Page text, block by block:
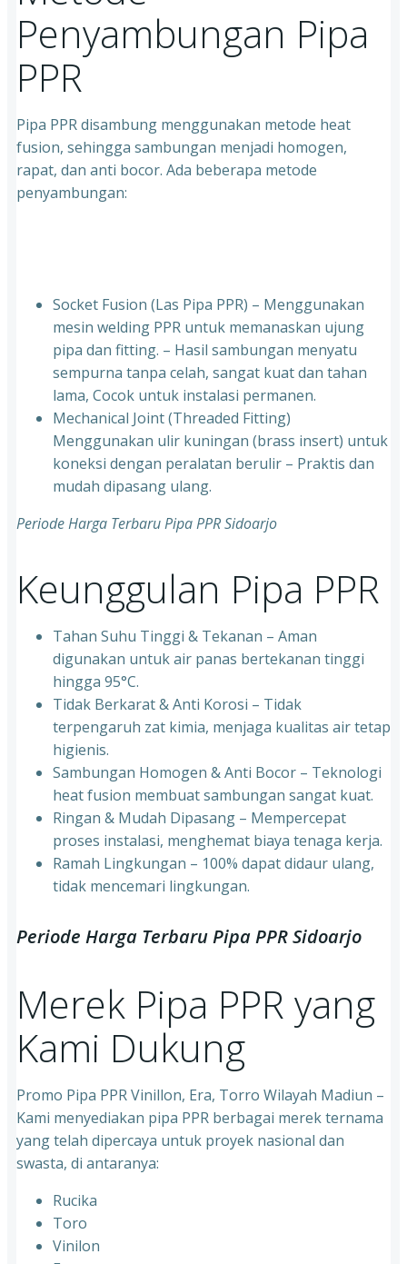
Penyambungan Pipa
PPR
Pipa PPR disambung menggunakan metode heat
fusion, sehingga sambungan menjadi homogen,
rapat, dan anti bocor. Ada beberapa metode
penyambungan:
Socket Fusion (Las Pipa PPR) – Menggunakan
mesin welding PPR untuk memanaskan ujung
pipa dan fitting. – Hasil sambungan menyatu
sempurna tanpa celah, sangat kuat dan tahan
lama, Cocok untuk instalasi permanen.
⁠Mechanical Joint (Threaded Fitting)
Menggunakan ulir kuningan (brass insert) untuk
koneksi dengan peralatan berulir – Praktis dan
mudah dipasang ulang.
Periode Harga Terbaru Pipa PPR Sidoarjo
Keunggulan Pipa PPR
Tahan Suhu Tinggi & Tekanan – Aman
digunakan untuk air panas bertekanan tinggi
hingga 95°C.
⁠Tidak Berkarat & Anti Korosi – Tidak
terpengaruh zat kimia, menjaga kualitas air tetap
higienis.
⁠Sambungan Homogen & Anti Bocor – Teknologi
heat fusion membuat sambungan sangat kuat.
⁠Ringan & Mudah Dipasang – Mempercepat
proses instalasi, menghemat biaya tenaga kerja.
⁠Ramah Lingkungan – 100% dapat didaur ulang,
tidak mencemari lingkungan.
Periode Harga Terbaru Pipa PPR Sidoarjo
Merek Pipa PPR yang
Kami Dukung
Promo Pipa PPR Vinillon, Era, Torro Wilayah Madiun –
Kami menyediakan pipa PPR berbagai merek ternama
yang telah dipercaya untuk proyek nasional dan
swasta, di antaranya:
Rucika
⁠Toro
⁠Vinilon